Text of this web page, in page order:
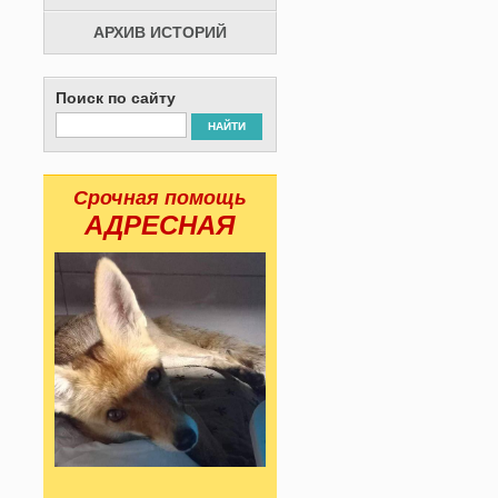
АРХИВ ИСТОРИЙ
Поиск по сайту
НАЙТИ
Срочная помощь
АДРЕСНАЯ